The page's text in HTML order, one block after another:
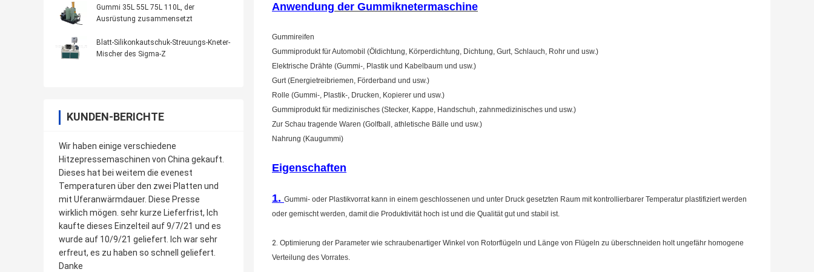
Gummi 35L 55L 75L 110L, der
Ausrüstung zusammensetzt
Blatt-Silikonkautschuk-Streuungs-Kneter-
Mischer des Sigma-Z
KUNDEN-BERICHTE
Wir haben einige verschiedene
Hitzepressemaschinen von China gekauft.
Dieses hat bei weitem die evenest
Temperaturen über den zwei Platten und
mit Uferanwärmdauer. Diese Presse
wirklich mögen. sehr kurze Lieferfrist, Ich
kaufte dieses Einzelteil auf 9/7/21 und es
wurde auf 10/9/21 geliefert. Ich war sehr
erfreut, es zu haben so schnell geliefert.
Danke
Anwendung der Gummiknetermaschine
Gummireifen
Gummiprodukt für Automobil (Öldichtung, Körperdichtung, Dichtung, Gurt, Schlauch, Rohr und usw.)
Elektrische Drähte (Gummi-, Plastik und Kabelbaum und usw.)
Gurt (Energietreibriemen, Förderband und usw.)
Rolle (Gummi-, Plastik-, Drucken, Kopierer und usw.)
Gummiprodukt für medizinisches (Stecker, Kappe, Handschuh, zahnmedizinisches und usw.)
Zur Schau tragende Waren (Golfball, athletische Bälle und usw.)
Nahrung (Kaugummi)
Eigenschaften
1. Gummi- oder Plastikvorrat kann in einem geschlossenen und unter Druck gesetzten Raum mit kontrollierbarer Temperatur plastifiziert werden
oder gemischt werden, damit die Produktivität hoch ist und die Qualität gut und stabil ist.
2. Optimierung der Parameter wie schraubenartiger Winkel von Rotorflügeln und Länge von Flügeln zu überschneiden holt ungefähr homogene
Verteilung des Vorrates.